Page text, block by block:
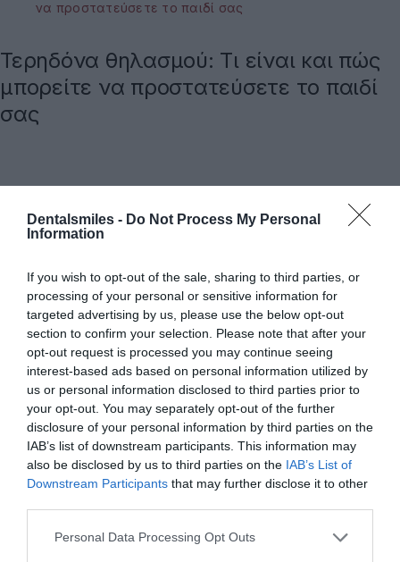
Dentalsmiles - Do Not Process My Personal
Information
If you wish to opt-out of the sale, sharing to third parties, or
processing of your personal or sensitive information for
targeted advertising by us, please use the below opt-out
section to confirm your selection. Please note that after your
opt-out request is processed you may continue seeing
interest-based ads based on personal information utilized by
us or personal information disclosed to third parties prior to
your opt-out. You may separately opt-out of the further
disclosure of your personal information by third parties on the
IAB’s list of downstream participants. This information may
also be disclosed by us to third parties on the IAB’s List of
Downstream Participants that may further disclose it to other
Please note that this website/app uses one or more Google
Personal Data Processing Opt Outs
Τερηδόνα θηλασμού: Τι είναι και πώς
μπορείτε να προστατεύσετε το παιδί
σας
SEARCH
ΑΡΘΡΑ
Υαλουρονικό οξύ στην οδοντιατρική: εφαρμογές
και οφέλη
προστατεύσετε το παιδί σας